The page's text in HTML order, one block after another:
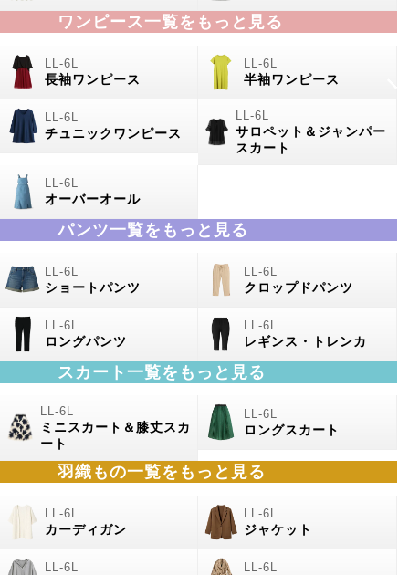
ワンピース一覧をもっと見る
長袖ワンピース 半袖ワンピース
チュニックワンピース
サロペット＆ジャンパー
スカート
オーバーオール
パンツ一覧をもっと見る
ショートパンツ クロップドパンツ
ロングパンツ レギンス・トレンカ
スカート一覧をもっと見る
ミニスカート＆膝丈スカ
ート
ロングスカート
羽織もの一覧をもっと見る
カーディガン ジャケット